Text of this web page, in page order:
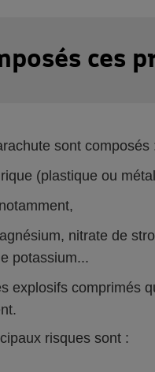
ces
sont composés
(plastique ou
nitrate de
potassium...
explosifs comprimés
risques sont :